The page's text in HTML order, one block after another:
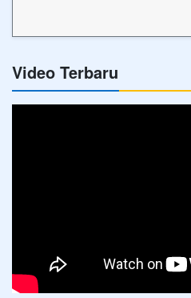
Video Terbaru